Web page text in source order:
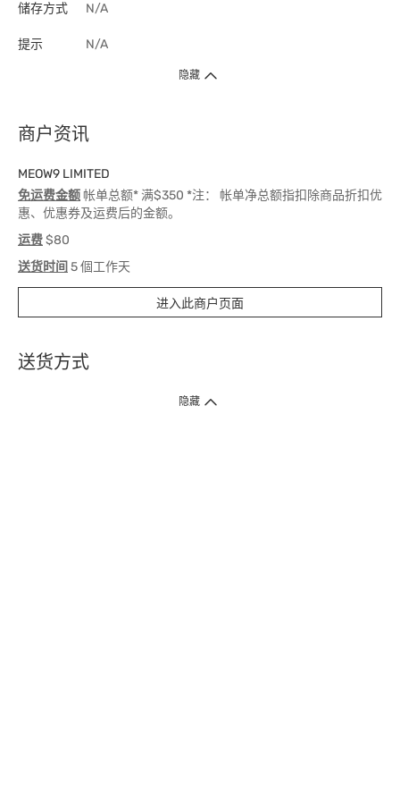
储存方式 N/A
提示 N/A
隐藏
商户资讯
MEOW9 LIMITED
免运费金额帐单总额* 满$350 *注： 帐单净总额指扣除商品折扣优
惠、优惠券及运费后的金额。
运费$80
送货时间 5 個工作天
进入此商户页面
送货方式
1. 送货到府（受卫生署条例规管产品除外 ）
隐藏